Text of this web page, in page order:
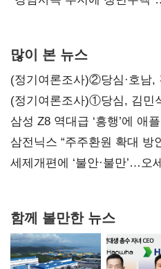
많이 본 뉴스
(정기여론조사)②당심·호남,
(정기여론조사)①당심, 김민
지지도 '50% 아래로'(종합)
삼성 Z8 역대급 ‘흥행’에 애
대전’
삼전닉스 “주주환원 확대
보내
세제개편에 ‘불안·불만’…오
함께 볼만한 뉴스